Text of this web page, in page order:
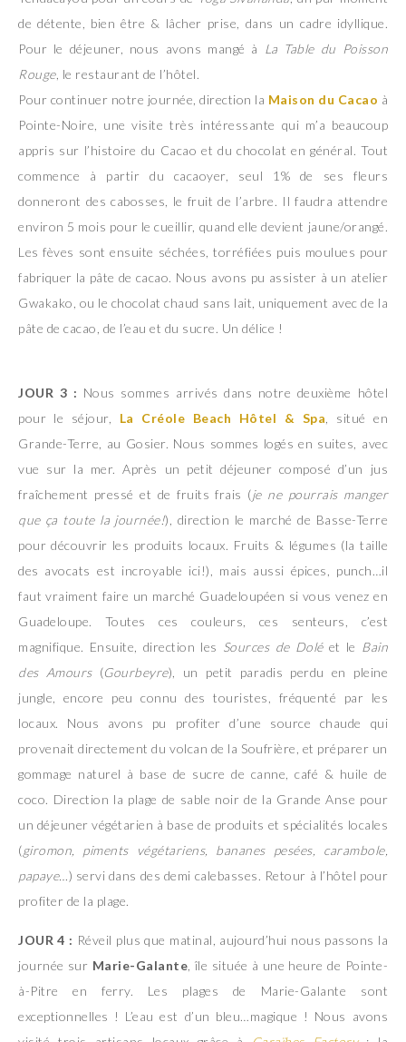
de détente, bien être & lâcher prise, dans un cadre idyllique.
Pour le déjeuner, nous avons mangé à La Table du Poisson
Rouge, le restaurant de l’hôtel.
Pour continuer notre journée, direction la Maison du Cacao à
Pointe-Noire, une visite très intéressante qui m’a beaucoup
appris sur l’histoire du Cacao et du chocolat en général. Tout
commence à partir du cacaoyer, seul 1% de ses fleurs
donneront des cabosses, le fruit de l’arbre. Il faudra attendre
environ 5 mois pour le cueillir, quand elle devient jaune/orangé.
Les fèves sont ensuite séchées, torréfiées puis moulues pour
fabriquer la pâte de cacao. Nous avons pu assister à un atelier
Gwakako, ou le chocolat chaud sans lait, uniquement avec de la
pâte de cacao, de l’eau et du sucre. Un délice !
JOUR 3 : Nous sommes arrivés dans notre deuxième hôtel
pour le séjour, La Créole Beach Hôtel & Spa, situé en
Grande-Terre, au Gosier. Nous sommes logés en suites, avec
vue sur la mer. Après un petit déjeuner composé d’un jus
fraîchement pressé et de fruits frais (je ne pourrais manger
que ça toute la journée!), direction le marché de Basse-Terre
pour découvrir les produits locaux. Fruits & légumes (la taille
des avocats est incroyable ici!), mais aussi épices, punch…il
faut vraiment faire un marché Guadeloupéen si vous venez en
Guadeloupe. Toutes ces couleurs, ces senteurs, c’est
magnifique. Ensuite, direction les Sources de Dolé et le Bain
des Amours(Gourbeyre), un petit paradis perdu en pleine
jungle, encore peu connu des touristes, fréquenté par les
locaux. Nous avons pu profiter d’une source chaude qui
provenait directement du volcan de la Soufrière, et préparer un
gommage naturel à base de sucre de canne, café & huile de
coco. Direction la plage de sable noir de la Grande Anse pour
un déjeuner végétarien à base de produits et spécialités locales
(giromon, piments végétariens, bananes pesées, carambole,
papaye…) servi dans des demi calebasses. Retour à l’hôtel pour
profiter de la plage.
JOUR 4 : Réveil plus que matinal, aujourd’hui nous passons la
journée sur Marie-Galante, île située à une heure de Pointe-
à-Pitre en ferry. Les plages de Marie-Galante sont
exceptionnelles ! L’eau est d’un bleu…magique ! Nous avons